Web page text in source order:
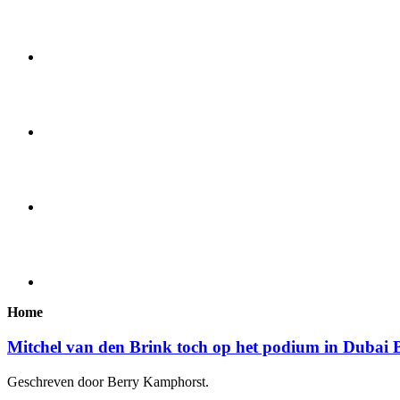
Home
Mitchel van den Brink toch op het podium in Dubai
Geschreven door Berry Kamphorst.